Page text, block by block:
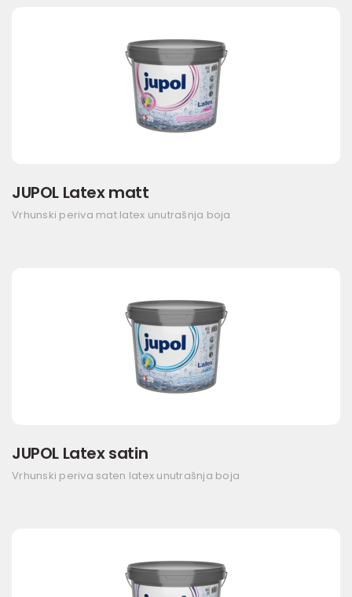
JUPOL Latex matt
Vrhunski periva mat latex unutrašnja boja
JUPOL Latex satin
Vrhunski periva saten latex unutrašnja boja